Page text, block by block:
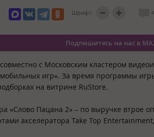
Шрифт: 0
Подпишитесь на нас в
с Московским кластером
игр». За время программы
на витрине RuStore.
«Слово Пацана 2» – по выручке втрое
акселератора Take Top